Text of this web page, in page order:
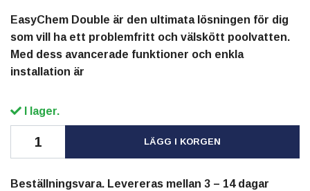
EasyChem Double är den ultimata lösningen för dig
som vill ha ett problemfritt och välskött poolvatten.
Med dess avancerade funktioner och enkla
installation är
I lager.
LÄGG I KORGEN
Beställningsvara. Levereras mellan 3 – 14 dagar